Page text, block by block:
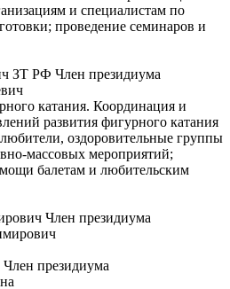
и специалистам по
проведение семинаров и
ЗТ РФ Член президиума
катания. Координация и
развития фигурного катания
оздоровительные группы
массовых мероприятий;
балетам и любительским
Член президиума
Член президиума